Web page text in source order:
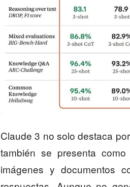
Claude 3 no solo destaca
también se presenta
imágenes y documentos